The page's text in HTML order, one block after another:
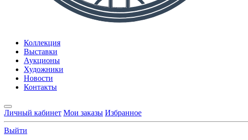
Коллекция
Выставки
Аукционы
Художники
Новости
Контакты
Личный кабинет Мои заказы Избранное
Выйти